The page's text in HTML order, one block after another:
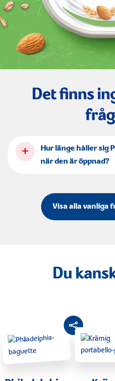
Det finns
+
Hur länge håller sig
när den är öppnad?
Visa alla vanliga
Du